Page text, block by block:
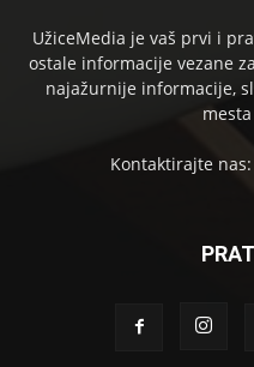
UžiceMedia je vaš prvi i
ostale informacije vezane
najažurnije informacije,
Kontaktirajte nas: